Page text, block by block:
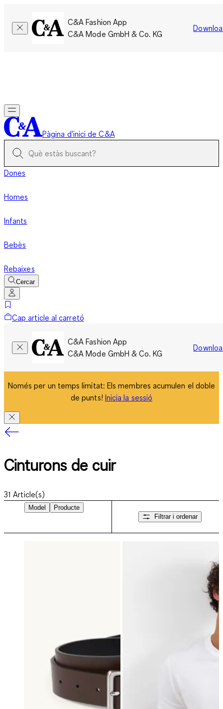
C&A Fashion App
C&A Mode GmbH & Co. KG
Pàgina d'inici de C&A
Dones
Homes
Infants
Bebès
Rebaixes
Cercar
Cap article al carretó
C&A Fashion App
C&A Mode GmbH & Co. KG
Només per un temps limitat: Els membres acumulen el doble
de punts! Inicia la sessió
Cinturons de cuir
31 Article(s)
Model
Producte
Filtrar i ordenar